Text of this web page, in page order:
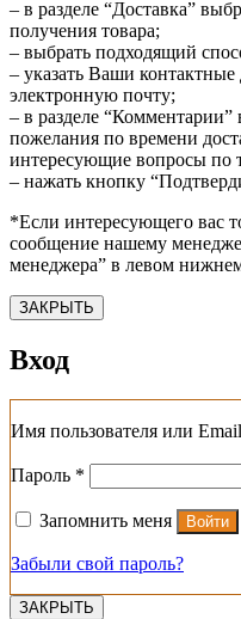
– в разделе “Доставка”
получения товара;
– выбрать подходящий
– указать Ваши
электронную почту;
– в разделе
пожелания по времени
интересующие вопросы по
– нажать кнопку
*Если интересующего вас
сообщение нашему
менеджера” в левом
ЗАКРЫТЬ
Вход
Имя пользователя или Email
Пароль *
Запомнить меня Войти
Забыли свой пароль?
ЗАКРЫТЬ